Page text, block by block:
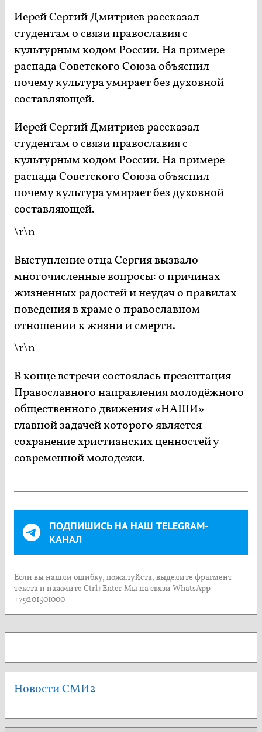
Иерей Сергий Дмитриев рассказал
студентам о связи православия с
культурным кодом России. На примере
распада Советского Союза объяснил
почему культура умирает без духовной
составляющей.
Иерей Сергий Дмитриев рассказал
студентам о связи православия с
культурным кодом России. На примере
распада Советского Союза объяснил
почему культура умирает без духовной
составляющей.
\r\n
Выступление отца Сергия вызвало
многочисленные вопросы: о причинах
жизненных радостей и неудач о правилах
поведения в храме о православном
отношении к жизни и смерти.
\r\n
В конце встречи состоялась презентация
Православного направления молодёжного
общественного движения «НАШИ»
главной задачей которого является
сохранение христианских ценностей у
современной молодежи.
ПОДПИШИСЬ НА НАШ TELEGRAM-
КАНАЛ
Если вы нашли ошибку, пожалуйста, выделите фрагмент
текста и нажмите Ctrl+Enter Мы на связи WhatsApp
+79201501000
Новости СМИ2